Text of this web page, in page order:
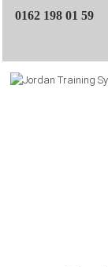
0162 198 01 59